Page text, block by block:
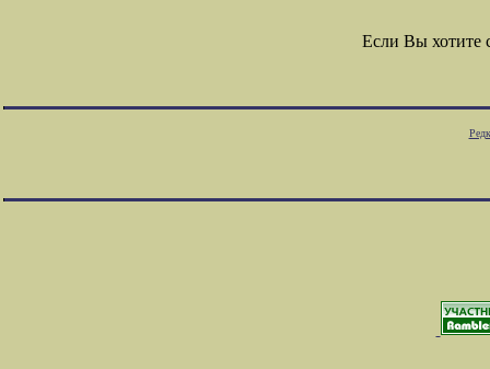
Если Вы хотите